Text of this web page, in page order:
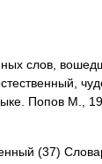
слов,
Попов М.,
(37)